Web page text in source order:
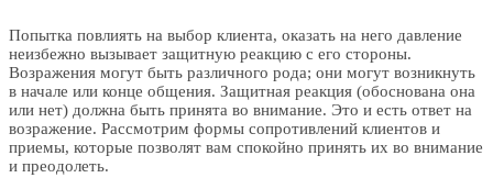
Попытка повлиять на выбор клиента, оказать на него давление
неизбежно вызывает защитную реакцию с его стороны.
Возражения могут быть различного рода; они могут возникнуть
в начале или конце общения. Защитная реакция (обоснована она
или нет) должна быть принята во внимание. Это и есть ответ на
возражение. Рассмотрим формы сопротивлений клиентов и
приемы, которые позволят вам спокойно принять их во внимание
и преодолеть.